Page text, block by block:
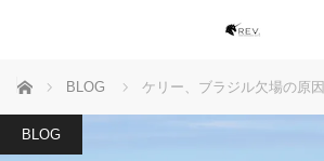
ホーム BLOG ケリー、ブラジル欠場の原因
BLOG